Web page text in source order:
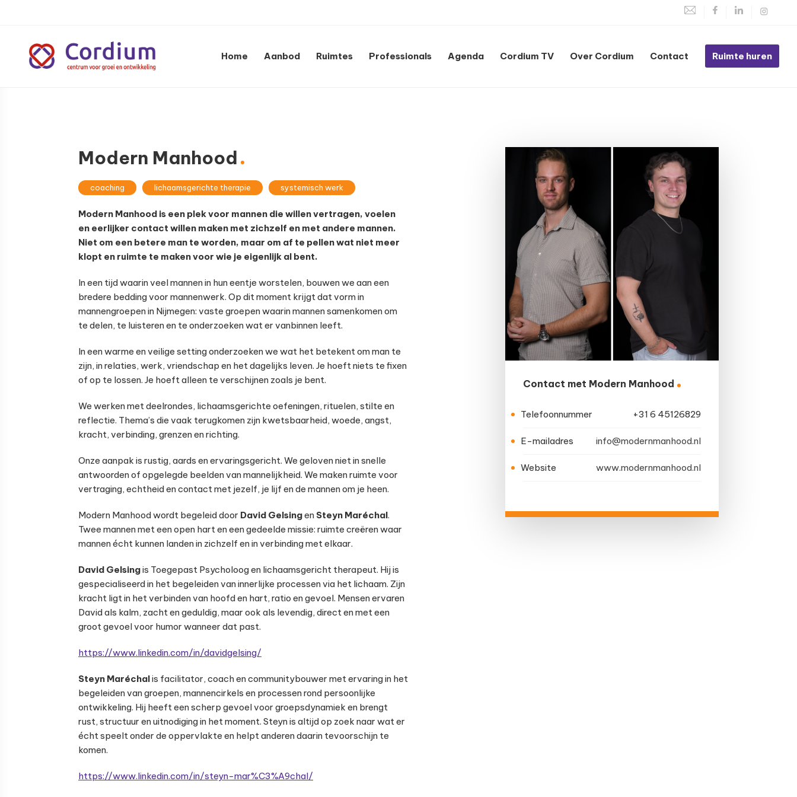
hoofdnavigatie
hoofd
inhoud
voettekst
Home Aanbod Ruimtes Professionals Agenda Cordium TV Over Cordium Contact Ruimte huren
Modern Manhood
coaching lichaamsgerichte therapie systemisch werk
Modern Manhood is een plek voor mannen die willen vertragen, voelen
en eerlijker contact willen maken met zichzelf en met andere mannen.
Niet om een betere man te worden, maar om af te pellen wat niet meer
klopt en ruimte te maken voor wie je eigenlijk al bent.
In een tijd waarin veel mannen in hun eentje worstelen, bouwen we aan een
bredere bedding voor mannenwerk. Op dit moment krijgt dat vorm in
mannengroepen in Nijmegen: vaste groepen waarin mannen samenkomen om
te delen, te luisteren en te onderzoeken wat er vanbinnen leeft.
In een warme en veilige setting onderzoeken we wat het betekent om man te
zijn, in relaties, werk, vriendschap en het dagelijks leven. Je hoeft niets te fixen
of op te lossen. Je hoeft alleen te verschijnen zoals je bent.
We werken met deelrondes, lichaamsgerichte oefeningen, rituelen, stilte en
reflectie. Thema’s die vaak terugkomen zijn kwetsbaarheid, woede, angst,
kracht, verbinding, grenzen en richting.
Onze aanpak is rustig, aards en ervaringsgericht. We geloven niet in snelle
antwoorden of opgelegde beelden van mannelijkheid. We maken ruimte voor
vertraging, echtheid en contact met jezelf, je lijf en de mannen om je heen.
Modern Manhood wordt begeleid door David Gelsingen Steyn Maréchal.
Twee mannen met een open hart en een gedeelde missie: ruimte creëren waar
mannen écht kunnen landen in zichzelf en in verbinding met elkaar.
David Gelsingis Toegepast Psycholoog en lichaamsgericht therapeut. Hij is
gespecialiseerd in het begeleiden van innerlijke processen via het lichaam. Zijn
kracht ligt in het verbinden van hoofd en hart, ratio en gevoel. Mensen ervaren
David als kalm, zacht en geduldig, maar ook als levendig, direct en met een
groot gevoel voor humor wanneer dat past.
https://www.linkedin.com/in/davidgelsing/
Steyn Maréchalis facilitator, coach en communitybouwer met ervaring in het
begeleiden van groepen, mannencirkels en processen rond persoonlijke
ontwikkeling. Hij heeft een scherp gevoel voor groepsdynamiek en brengt
rust, structuur en uitnodiging in het moment. Steyn is altijd op zoek naar wat er
écht speelt onder de oppervlakte en helpt anderen daarin tevoorschijn te
komen.
https://www.linkedin.com/in/steyn-mar%C3%A9chal/
Contact met Modern Manhood
Telefoonnummer +31 6 45126829
E-mailadres info@modernmanhood.nl
Website www.modernmanhood.nl